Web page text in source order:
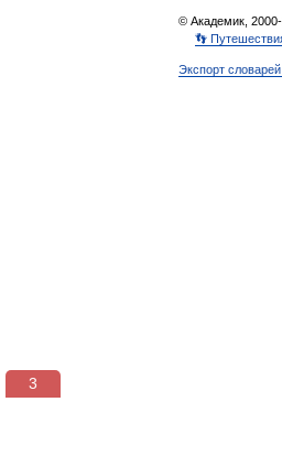
© Академик,
👣
Экспорт
3